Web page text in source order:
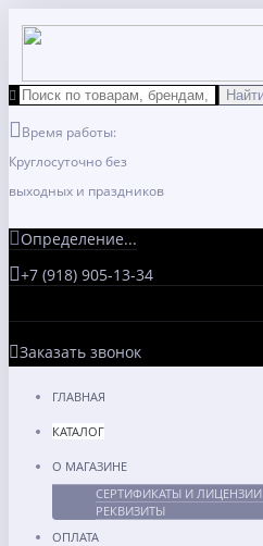
Время работы:
Круглосуточно без
выходных и праздников
Определение...
+7 (918) 905-13-34
Заказать звонок
ГЛАВНАЯ
КАТАЛОГ
О МАГАЗИНЕ
СЕРТИФИКАТЫ И ЛИЦЕНЗИИ
РЕКВИЗИТЫ
ОПЛАТА